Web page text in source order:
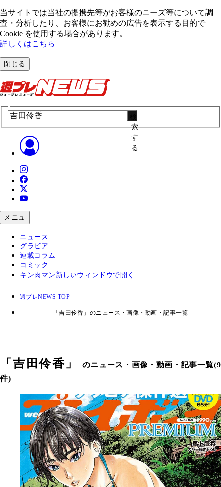
当サイトでは当社の提携先等がお客様のニーズ等について調
査・分析したり、お客様にお勧めの広告を表⽰する⽬的で
Cookie を使⽤する場合があります。
詳しくはこちら
閉じる
索
す
る
メニュ
ニュース
グラビア
連載コラム
コミック
キン肉マン 新しいウィンドウで開く
週プレNEWS TOP
「吉田伶香」のニュース・画像・動画・記事一覧
「吉田伶香 」
のニュース・画像・動画・記事一覧(9
件)